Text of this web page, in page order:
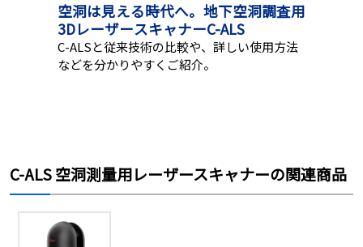
空洞は見える時代へ。地下空洞調査用
3DレーザースキャナーC-ALS
C-ALSと従来技術の比較や、詳しい使用方法
などを分かりやすくご紹介。
C-ALS 空洞測量用レーザースキャナーの関連商品